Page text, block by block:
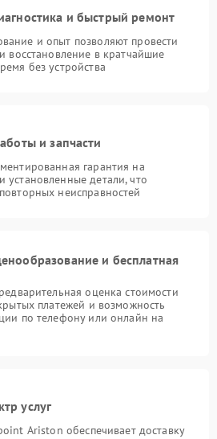
и быстрый ремонт
и опыт позволяют провести
восстановление в кратчайшие
без устройства
и запчасти
гарантия на
детали, что
неисправностей
и бесплатная
оценка стоимости
платежей и возможность
по телефону или онлайн на
услуг
Ariston обеспечивает доставку